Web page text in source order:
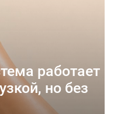
работает
но без